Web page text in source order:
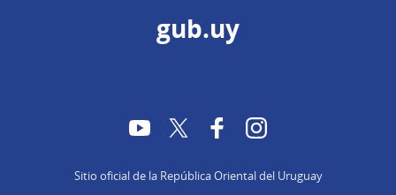
gub.uy
YouTubeTwitter FacebookInstagram
Sitio oficial de la República Oriental del Uruguay